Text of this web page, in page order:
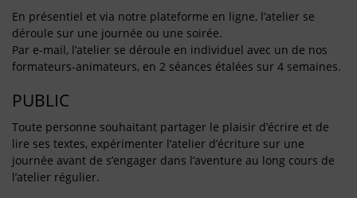
En présentiel et via notre plateforme en ligne, l’atelier se
déroule sur une journée ou une soirée.
Par e-mail, l’atelier se déroule en individuel avec un de nos
formateurs-animateurs, en 2 séances étalées sur 4 semaines.
PUBLIC
Toute personne souhaitant partager le plaisir d’écrire et de
lire ses textes, expérimenter l’atelier d’écriture sur une
journée avant de s’engager dans l’aventure au long cours de
l’atelier régulier.